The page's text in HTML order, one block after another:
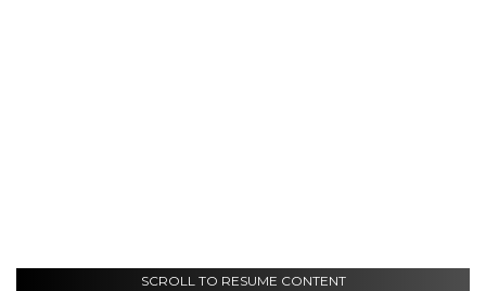
SCROLL TO RESUME CONTENT